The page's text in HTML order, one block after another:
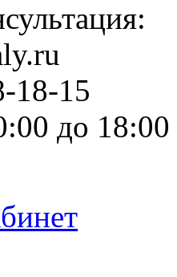
18-15
до 18:00